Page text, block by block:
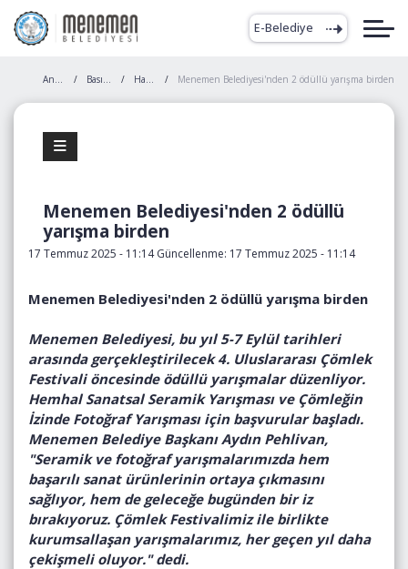
E-Belediye
Anasayfa Basında Biz Haberler Menemen Belediyesi'nden 2 ödüllü yarışma birden
Menemen Belediyesi'nden 2 ödüllü
yarışma birden
17 Temmuz 2025 - 11:14 Güncellenme: 17 Temmuz 2025 - 11:14
Menemen Belediyesi'nden 2 ödüllü yarışma birden
Menemen Belediyesi, bu yıl 5-7 Eylül tarihleri
arasında gerçekleştirilecek 4. Uluslararası Çömlek
Festivali öncesinde ödüllü yarışmalar düzenliyor.
Hemhal Sanatsal Seramik Yarışması ve Çömleğin
İzinde Fotoğraf Yarışması için başvurular başladı.
Menemen Belediye Başkanı Aydın Pehlivan,
"Seramik ve fotoğraf yarışmalarımızda hem
başarılı sanat ürünlerinin ortaya çıkmasını
sağlıyor, hem de geleceğe bugünden bir iz
bırakıyoruz. Çömlek Festivalimiz ile birlikte
kurumsallaşan yarışmalarımız, her geçen yıl daha
çekişmeli oluyor." dedi.